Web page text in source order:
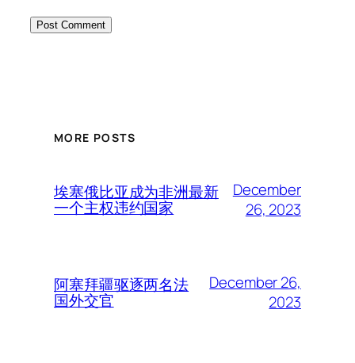
MORE POSTS
埃塞俄比亚成为非洲最新
一个主权违约国家
December
26, 2023
阿塞拜疆驱逐两名法
国外交官
December 26,
2023